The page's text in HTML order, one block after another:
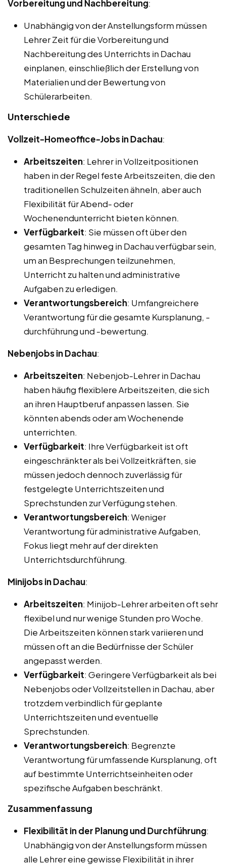
Vorbereitung und Nachbereitung:
Unabhängig von der Anstellungsform müssen
Lehrer Zeit für die Vorbereitung und
Nachbereitung des Unterrichts in Dachau
einplanen, einschließlich der Erstellung von
Materialien und der Bewertung von
Schülerarbeiten.
Unterschiede
Vollzeit-Homeoffice-Jobs in Dachau:
Arbeitszeiten: Lehrer in Vollzeitpositionen
haben in der Regel feste Arbeitszeiten, die den
traditionellen Schulzeiten ähneln, aber auch
Flexibilität für Abend- oder
Wochenendunterricht bieten können.
Verfügbarkeit: Sie müssen oft über den
gesamten Tag hinweg in Dachau verfügbar sein,
um an Besprechungen teilzunehmen,
Unterricht zu halten und administrative
Aufgaben zu erledigen.
Verantwortungsbereich: Umfangreichere
Verantwortung für die gesamte Kursplanung, -
durchführung und -bewertung.
Nebenjobs in Dachau:
Arbeitszeiten: Nebenjob-Lehrer in Dachau
haben häufig flexiblere Arbeitszeiten, die sich
an ihren Hauptberuf anpassen lassen. Sie
könnten abends oder am Wochenende
unterrichten.
Verfügbarkeit: Ihre Verfügbarkeit ist oft
eingeschränkter als bei Vollzeitkräften, sie
müssen jedoch dennoch zuverlässig für
festgelegte Unterrichtszeiten und
Sprechstunden zur Verfügung stehen.
Verantwortungsbereich: Weniger
Verantwortung für administrative Aufgaben,
Fokus liegt mehr auf der direkten
Unterrichtsdurchführung.
Minijobs in Dachau:
Arbeitszeiten: Minijob-Lehrer arbeiten oft sehr
flexibel und nur wenige Stunden pro Woche.
Die Arbeitszeiten können stark variieren und
müssen oft an die Bedürfnisse der Schüler
angepasst werden.
Verfügbarkeit: Geringere Verfügbarkeit als bei
Nebenjobs oder Vollzeitstellen in Dachau, aber
trotzdem verbindlich für geplante
Unterrichtszeiten und eventuelle
Sprechstunden.
Verantwortungsbereich: Begrenzte
Verantwortung für umfassende Kursplanung, oft
auf bestimmte Unterrichtseinheiten oder
spezifische Aufgaben beschränkt.
Zusammenfassung
Flexibilität in der Planung und Durchführung:
Unabhängig von der Anstellungsform müssen
alle Lehrer eine gewisse Flexibilität in ihrer